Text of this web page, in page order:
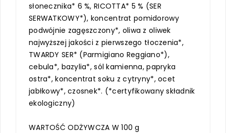
słonecznika* 6 %, RICOTTA* 5 % (SER
SERWATKOWY*), koncentrat pomidorowy
podwójnie zagęszczony*, oliwa z oliwek
najwyższej jakości z pierwszego tłoczenia*,
TWARDY SER* (Parmigiano Reggiano*),
cebula*, bazylia*, sól kamienna, papryka
ostra*, koncentrat soku z cytryny*, ocet
jabłkowy*, czosnek*. (*certyfikowany składnik
ekologiczny)
WARTOŚĆ ODŻYWCZA W 100 g